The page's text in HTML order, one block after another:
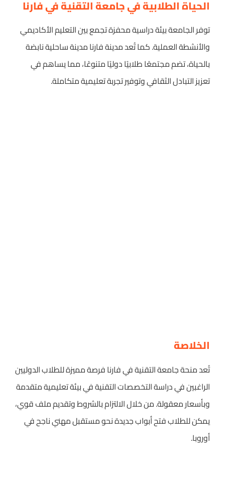
الحياة الطلابية في جامعة التقنية في فارنا
توفر الجامعة بيئة دراسية محفزة تجمع بين التعليم الأكاديمي
والأنشطة العملية. كما تُعد مدينة فارنا مدينة ساحلية نابضة
بالحياة، تضم مجتمعًا طلابيًا دوليًا متنوعًا، مما يساهم في
تعزيز التبادل الثقافي وتوفير تجربة تعليمية متكاملة.
الخلاصة
تُعد منحة جامعة التقنية في فارنا فرصة مميزة للطلاب الدوليين
الراغبين في دراسة التخصصات التقنية في بيئة تعليمية متقدمة
وبأسعار معقولة. من خلال الالتزام بالشروط وتقديم ملف قوي،
يمكن للطلاب فتح أبواب جديدة نحو مستقبل مهني ناجح في
أوروبا.